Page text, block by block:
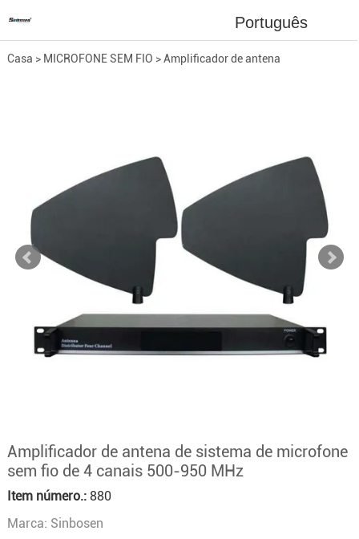
Português
Casa > MICROFONE SEM FIO >Amplificador de antena
Amplificador de antena de sistema de microfone
sem fio de 4 canais 500-950 MHz
Item número.:880
Marca: Sinbosen